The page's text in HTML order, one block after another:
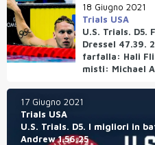
18 Giugno 2021
Trials USA
U.S. Trials. D5.
Dressel 47.39.
farfalla: Hali
misti: Michael
17 Giugno 2021
Trials USA
U.S. Trials. D5. I migliori in
Andrew 1.56.25